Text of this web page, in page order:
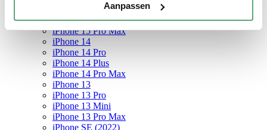
Aanpassen
iPhone 15 Pro
iPhone 15 Plus
iPhone 15 Pro Max
iPhone 14
iPhone 14 Pro
iPhone 14 Plus
iPhone 14 Pro Max
iPhone 13
iPhone 13 Pro
iPhone 13 Mini
iPhone 13 Pro Max
iPhone SE (2022)